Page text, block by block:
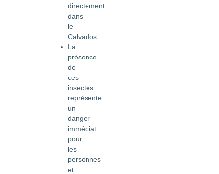
directement
dans
le
Calvados.
La
présence
de
ces
insectes
représente
un
danger
immédiat
pour
les
personnes
et